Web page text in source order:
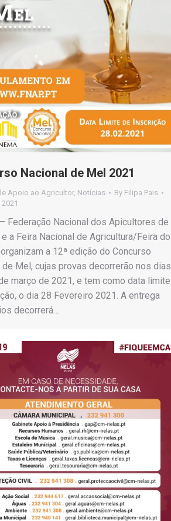
Nacional de Mel 2021
Apoio ao Agricultor, Notícias By Filipa Pais
Federação Nacional dos Apicultores de
a Feira Nacional de Agricultura/Feira do
a 12ª edição do Concurso
de Mel, cujas provas decorrerão nos dias
março de 2021, e tem como data limite
o dia 28 Fevereiro 2021. A entrega
decorrerá…